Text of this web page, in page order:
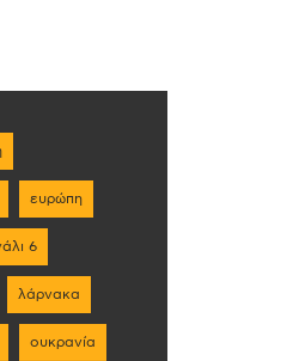
ευρώπη
6
λάρνακα
ουκρανία